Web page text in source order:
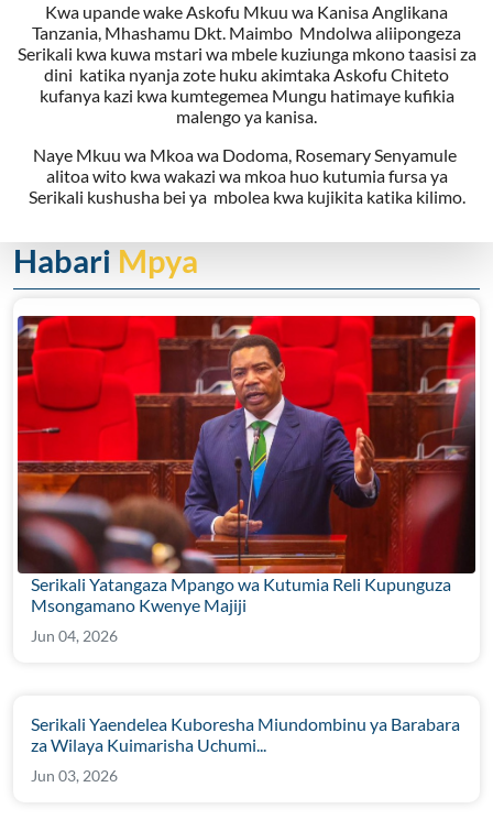
Kwa upande wake Askofu Mkuu wa Kanisa Anglikana
Tanzania, Mhashamu Dkt. Maimbo Mndolwa aliipongeza
Serikali kwa kuwa mstari wa mbele kuziunga mkono taasisi za
dini katika nyanja zote huku akimtaka Askofu Chiteto
kufanya kazi kwa kumtegemea Mungu hatimaye kufikia
malengo ya kanisa.
Naye Mkuu wa Mkoa wa Dodoma, Rosemary Senyamule
alitoa wito kwa wakazi wa mkoa huo kutumia fursa ya
Serikali kushusha bei ya mbolea kwa kujikita katika kilimo.
Habari Mpya
Serikali Yatangaza Mpango wa Kutumia Reli Kupunguza
Msongamano Kwenye Majiji
Jun 04, 2026
Serikali Yaendelea Kuboresha Miundombinu ya Barabara
za Wilaya Kuimarisha Uchumi...
Jun 03, 2026